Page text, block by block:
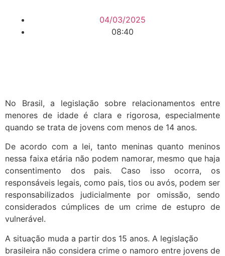
04/03/2025
08:40
No Brasil, a legislação sobre relacionamentos entre
menores de idade é clara e rigorosa, especialmente
quando se trata de jovens com menos de 14 anos.
De acordo com a lei, tanto meninas quanto meninos
nessa faixa etária não podem namorar, mesmo que haja
consentimento dos pais. Caso isso ocorra, os
responsáveis legais, como pais, tios ou avós, podem ser
responsabilizados judicialmente por omissão, sendo
considerados cúmplices de um crime de estupro de
vulnerável.
A situação muda a partir dos 15 anos. A legislação
brasileira não considera crime o namoro entre jovens de